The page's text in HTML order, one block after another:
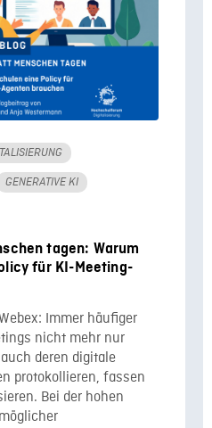
GENERATIVE KI
tagen: Warum
für KI-Meeting-
Immer häufiger
nicht mehr nur
deren digitale
protokollieren, fassen
Bei der hohen